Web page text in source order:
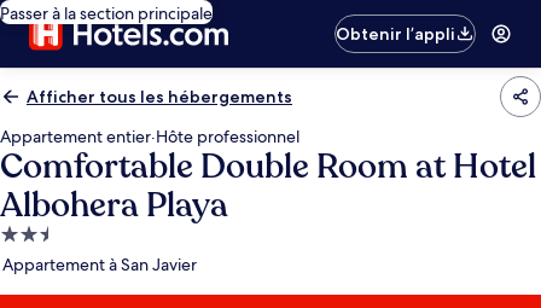
Passer à la section principale
Obtenir l’appli
Afficher tous les hébergements
Appartement entier·Hôte professionnel
Comfortable Double Room at Hotel
Albohera Playa
Hébergement
2.5 étoiles
Appartement à San Javier